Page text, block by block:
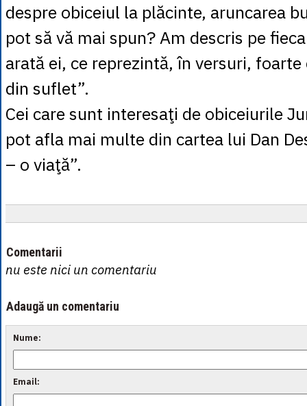
despre obiceiul la plăcinte, aruncarea
pot să vă mai spun? Am descris pe
arată ei, ce reprezintă, în versuri,
din suflet”.
Cei care sunt interesaţi de obiceiurile
pot afla mai multe din cartea lui Dan
– o viaţă”.
Comentarii
nu este nici un comentariu
Adaugă un comentariu
Nume:
Email: